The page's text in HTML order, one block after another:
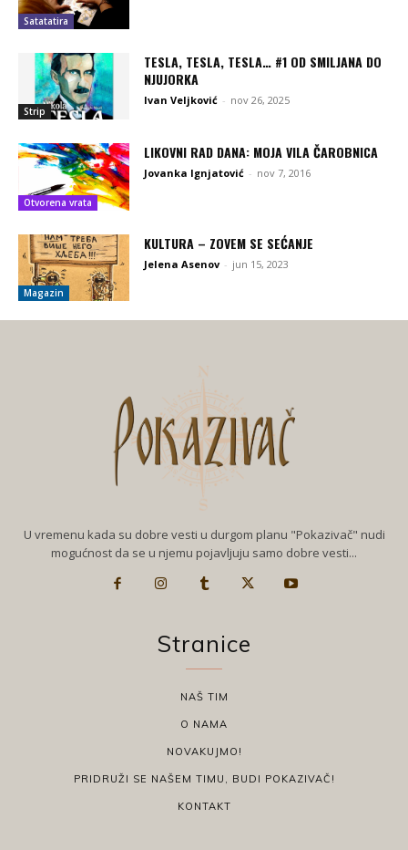
Satatatira
Strip
TESLA, TESLA, TESLA… #1 OD SMILJANA DO
NJUJORKA
Ivan Veljković - nov 26, 2025
Otvorena vrata
LIKOVNI RAD DANA: MOJA VILA ČAROBNICA
Jovanka Ignjatović - nov 7, 2016
Magazin
KULTURA – ZOVEM SE SEĆANJE
Jelena Asenov - jun 15, 2023
U vremenu kada su dobre vesti u durgom planu "Pokazivač" nudi
mogućnost da se u njemu pojavljuju samo dobre vesti...
Stranice
NAŠ TIM
O NAMA
NOVAKUJMO!
PRIDRUŽI SE NAŠEM TIMU, BUDI POKAZIVAČ!
KONTAKT